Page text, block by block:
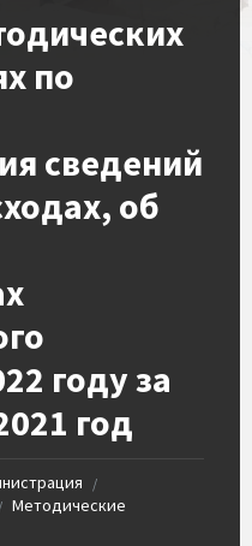
по
сведений
об
году за
год
/
/ Методические